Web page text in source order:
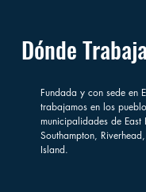
Dónde
Fundada y con sede en
trabajamos en los
municipalidades de East
Southampton,
Island.